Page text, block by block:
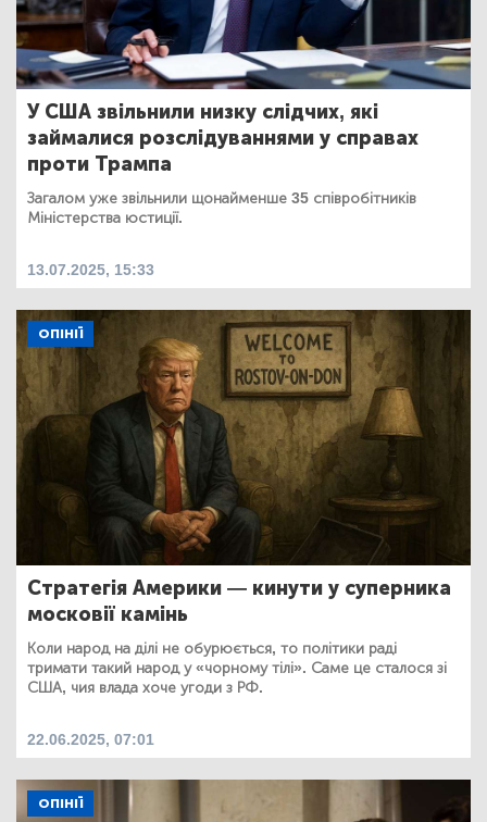
У США звільнили низку слідчих, які
займалися розслідуваннями у справах
проти Трампа
Загалом уже звільнили щонайменше 35 співробітників
Міністерства юстиції.
13.07.2025, 15:33
ОПІНІЇ
Стратегія Америки — кинути у суперника
московії камінь
Коли народ на ділі не обурюється, то політики раді
тримати такий народ у «чорному тілі». Саме це сталося зі
США, чия влада хоче угоди з РФ.
22.06.2025, 07:01
ОПІНІЇ